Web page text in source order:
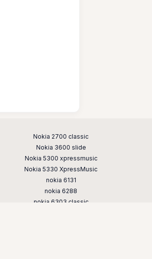
Поддерживаемые модели
Nokia 2700 classic
Nokia 3600 slide
Nokia 5300 xpressmusic
Nokia 5330 XpressMusic
nokia 6131
nokia 6288
nokia 6303 classic